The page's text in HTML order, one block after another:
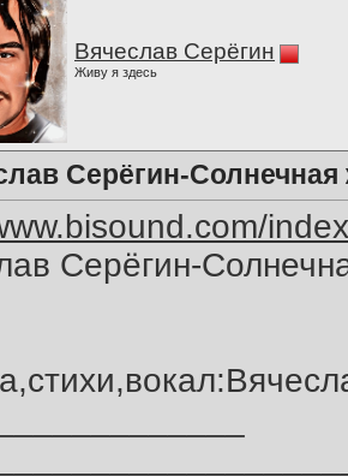
Вячеслав Серёгин
Живу я здесь
Серёгин-
Серёгин-